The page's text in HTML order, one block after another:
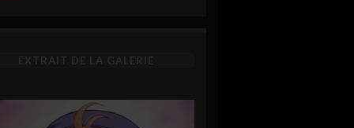
EXTRAIT DE LA GALERIE